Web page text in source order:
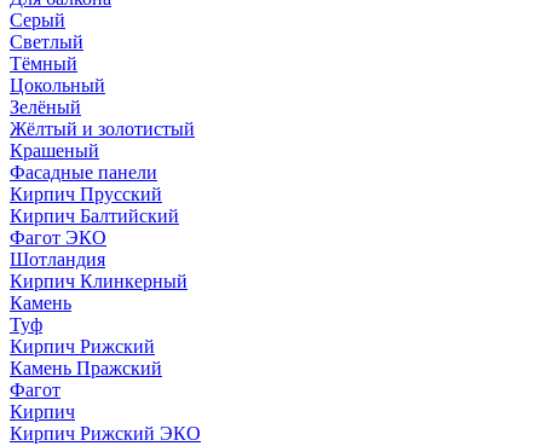
Серый
Светлый
Тёмный
Цокольный
Зелёный
Жёлтый и золотистый
Крашеный
Фасадные панели
Кирпич Прусский
Кирпич Балтийский
Фагот ЭКО
Шотландия
Кирпич Клинкерный
Камень
Туф
Кирпич Рижский
Камень Пражский
Фагот
Кирпич
Кирпич Рижский ЭКО